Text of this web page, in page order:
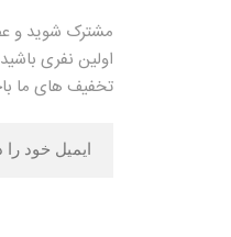
مشترک شوید و
اولین نفری
تخفیف های ما